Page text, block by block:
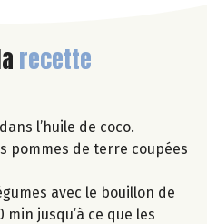
recette
l’huile de coco.
pommes de terre coupées
avec le bouillon de
min jusqu’à ce que les